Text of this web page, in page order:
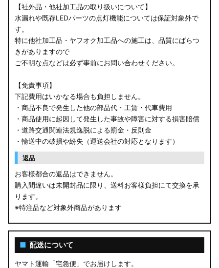
【社外品・他社加工品の取り扱いについて】
水漏れや既存LEDパーツの点灯機能については保証対象外で
す。
特に他社加工品・ヤフオク加工品への施工は、品質にばらつ
きがありますので
ご不明な点などは必ず事前にお問い合わせください。
【免責事項】
下記費用はいかなる場合も負担しません。
・商品不良で発生した他の部品代・工賃・代車費用
・商品使用に起因して発生した事故や障害に対する損害賠償
・道路交通関連法規逸脱による罰金・反則金
・輸送中の破損や紛失（運送会社の対応となります）
返品
お客様都合の返品はできません。
購入間違いは未開封品に限り、送料お客様負担にて交換を承
ります。
※特注品など対象外商品があります
■ 配送について
ヤマト運輸「宅急便」でお届けします。